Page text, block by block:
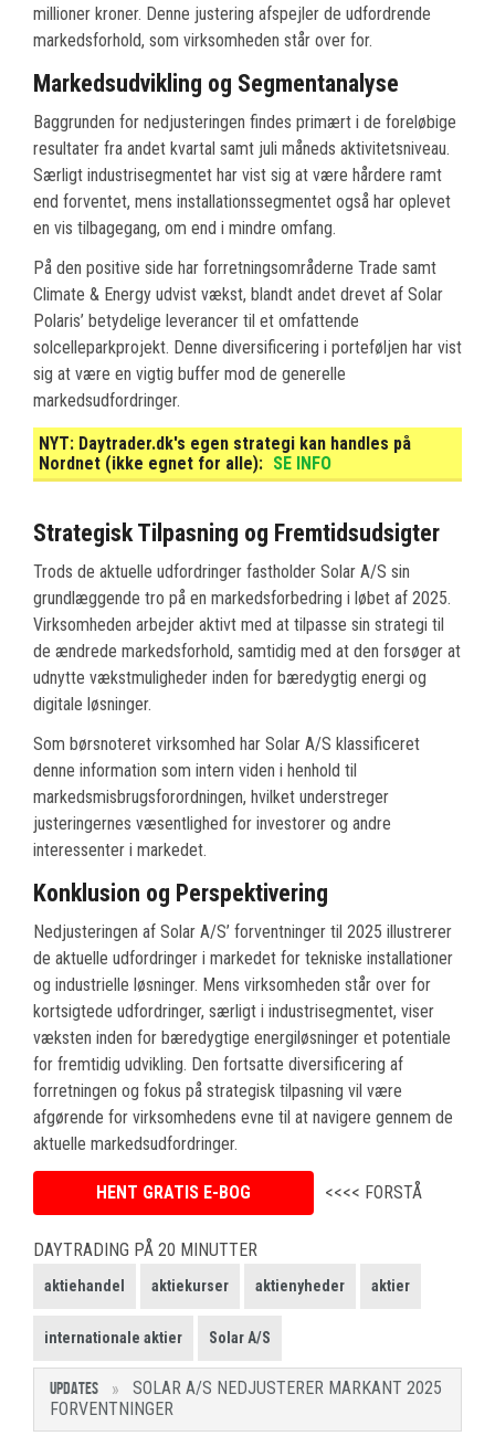
millioner kroner. Denne justering afspejler de udfordrende
markedsforhold, som virksomheden står over for.
Markedsudvikling og Segmentanalyse
Baggrunden for nedjusteringen findes primært i de foreløbige
resultater fra andet kvartal samt juli måneds aktivitetsniveau.
Særligt industrisegmentet har vist sig at være hårdere ramt
end forventet, mens installationssegmentet også har oplevet
en vis tilbagegang, om end i mindre omfang.
På den positive side har forretningsområderne Trade samt
Climate & Energy udvist vækst, blandt andet drevet af Solar
Polaris’ betydelige leverancer til et omfattende
solcelleparkprojekt. Denne diversificering i porteføljen har vist
sig at være en vigtig buffer mod de generelle
markedsudfordringer.
NYT: Daytrader.dk's egen strategi kan handles på
Nordnet (ikke egnet for alle): SE INFO
Strategisk Tilpasning og Fremtidsudsigter
Trods de aktuelle udfordringer fastholder Solar A/S sin
grundlæggende tro på en markedsforbedring i løbet af 2025.
Virksomheden arbejder aktivt med at tilpasse sin strategi til
de ændrede markedsforhold, samtidig med at den forsøger at
udnytte vækstmuligheder inden for bæredygtig energi og
digitale løsninger.
Som børsnoteret virksomhed har Solar A/S klassificeret
denne information som intern viden i henhold til
markedsmisbrugsforordningen, hvilket understreger
justeringernes væsentlighed for investorer og andre
interessenter i markedet.
Konklusion og Perspektivering
Nedjusteringen af Solar A/S’ forventninger til 2025 illustrerer
de aktuelle udfordringer i markedet for tekniske installationer
og industrielle løsninger. Mens virksomheden står over for
kortsigtede udfordringer, særligt i industrisegmentet, viser
væksten inden for bæredygtige energiløsninger et potentiale
for fremtidig udvikling. Den fortsatte diversificering af
forretningen og fokus på strategisk tilpasning vil være
afgørende for virksomhedens evne til at navigere gennem de
aktuelle markedsudfordringer.
HENT GRATIS E-BOG <<<< FORSTÅ
DAYTRADING PÅ 20 MINUTTER
aktiehandel aktiekurser aktienyheder aktier
internationale aktier Solar A/S
UPDATES
SOLAR A/S NEDJUSTERER MARKANT 2025
FORVENTNINGER